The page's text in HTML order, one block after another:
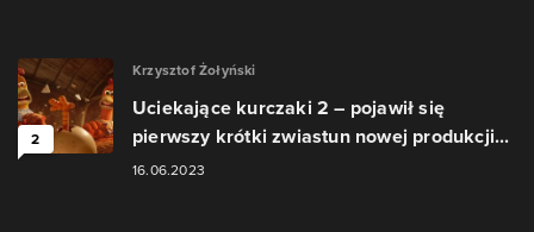
2
Krzysztof Żołyński
Uciekające kurczaki 2 – pojawił się
pierwszy krótki zwiastun nowej produkcji...
16.06.2023